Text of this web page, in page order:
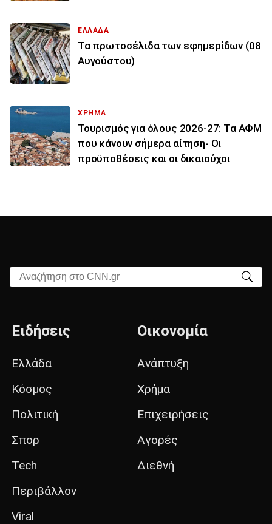
ΕΛΛΑΔΑ
Τα πρωτοσέλιδα των εφημερίδων (08
Αυγούστου)
ΧΡΗΜΑ
Τουρισμός για όλους 2026-27: Τα ΑΦΜ
που κάνουν σήμερα αίτηση- Οι
προϋποθέσεις και οι δικαιούχοι
Αναζήτηση στο CNN.gr
Ειδήσεις
Ελλάδα
Κόσμος
Πολιτική
Σπορ
Tech
Περιβάλλον
Viral
Οικονομία
Ανάπτυξη
Χρήμα
Επιχειρήσεις
Αγορές
Διεθνή